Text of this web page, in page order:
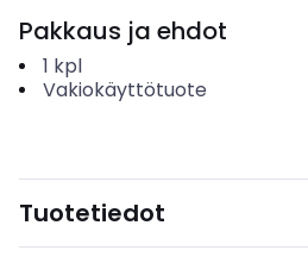
Pakkaus ja ehdot
1 kpl
Vakiokäyttötuote
Tuotetiedot